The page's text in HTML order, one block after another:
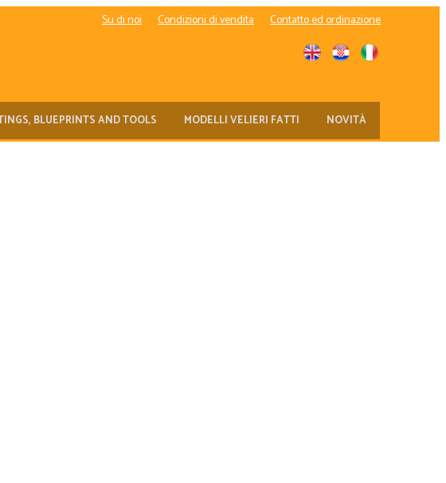
Su di noi Condizioni di vendita Contatto ed ordinazione
BLUEPRINTS AND TOOLS MODELLI VELIERI FATTI NOVITÀ